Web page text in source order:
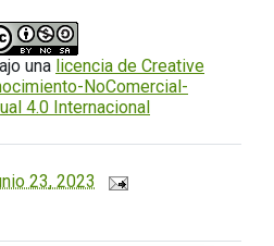
una licencia de Creative
NoComercial-
4.0 Internacional
23, 2023